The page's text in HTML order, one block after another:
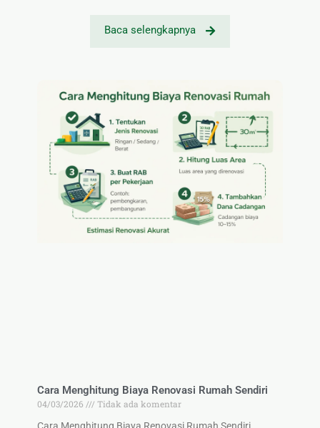
Baca selengkapnya
Cara Menghitung Biaya Renovasi Rumah Sendiri
04/03/2026
Tidak ada komentar
Cara Menghitung Biaya Renovasi Rumah Sendiri